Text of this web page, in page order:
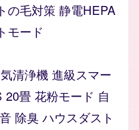
の毛対策 静電HEPA
モード
清浄機 進級スマー
20畳 花粉モード 自
除臭 ハウスダスト